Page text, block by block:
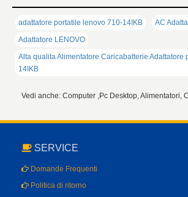
adattatore portatile lenovo 710-14IKB
AC
Adattatore LENOVO
Alta qualita Alimentatore Caricabatterie Adattatore
14IKB
Vedi anche: Computer ,Pc Desktop, Alimentatori,
SERVICE
Domande Frequenti
Politica di ritorno